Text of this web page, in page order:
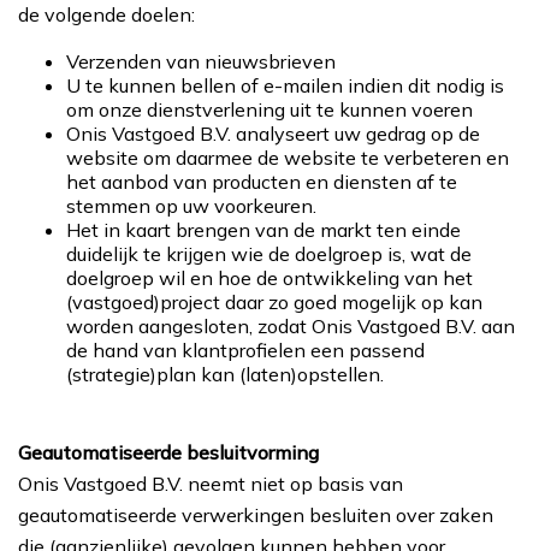
de volgende doelen:
Verzenden van nieuwsbrieven
U te kunnen bellen of e-mailen indien dit nodig is
om onze dienstverlening uit te kunnen voeren
Onis Vastgoed B.V. analyseert uw gedrag op de
website om daarmee de website te verbeteren en
het aanbod van producten en diensten af te
stemmen op uw voorkeuren.
Het in kaart brengen van de markt ten einde
duidelijk te krijgen wie de doelgroep is, wat de
doelgroep wil en hoe de ontwikkeling van het
(vastgoed)project daar zo goed mogelijk op kan
worden aangesloten, zodat Onis Vastgoed B.V. aan
de hand van klantprofielen een passend
(strategie)plan kan (laten)opstellen.
Geautomatiseerde besluitvorming
Onis Vastgoed B.V. neemt niet op basis van
geautomatiseerde verwerkingen besluiten over zaken
die (aanzienlijke) gevolgen kunnen hebben voor